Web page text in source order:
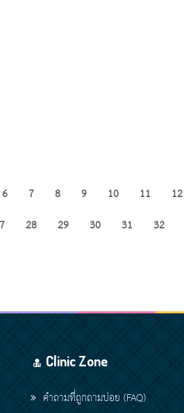
6 7 8 9 10 11 12
28 29 30 31 32
Clinic Zone
คำถามที่ถูกถามบ่อย (FAQ)